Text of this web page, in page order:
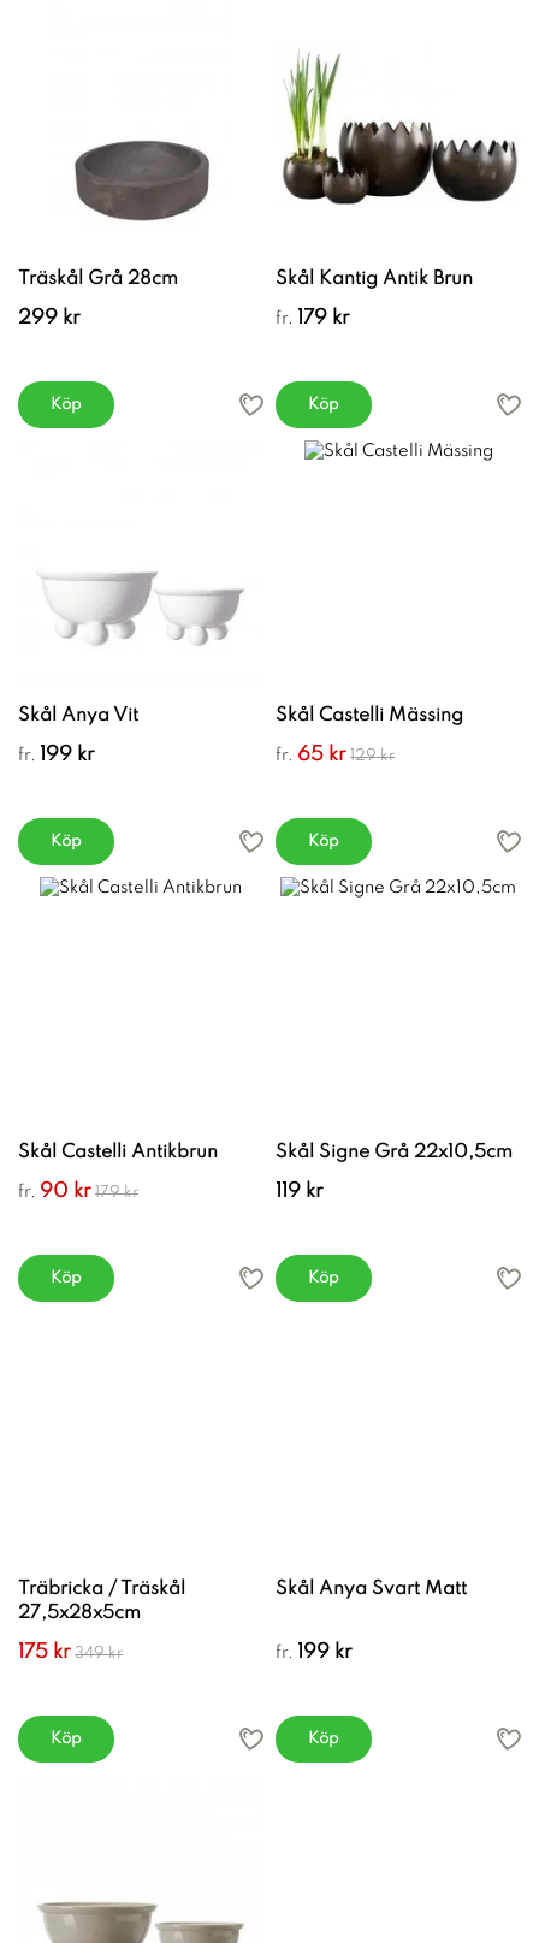
Träskål Grå 28cm
299 kr
Köp
Skål Kantig Antik Brun
fr. 179 kr
Köp
Skål Anya Vit
fr. 199 kr
Köp
Skål Castelli Mässing
fr. 65 kr 129 kr
Köp
Skål Castelli Antikbrun
fr. 90 kr 179 kr
Köp
Skål Signe Grå 22x10,5cm
119 kr
Köp
Träbricka / Träskål
27,5x28x5cm
175 kr 349 kr
Köp
Skål Anya Svart Matt
fr. 199 kr
Köp